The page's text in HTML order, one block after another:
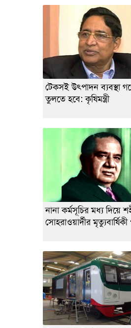
টেকসই উৎপাদন ব্যবস্থা
তুলতে হবে: কৃষিমন্ত্রী
নানা কর্মসূচির মধ্য দিয়ে
সোহরাওয়ার্দীর